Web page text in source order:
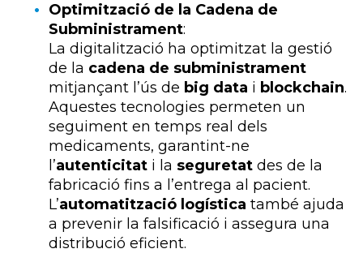
Optimització de la Cadena de
Subministrament:
La digitalització ha optimitzat la gestió
de la cadena de subministrament
mitjançant l’ús de big data i blockchain.
Aquestes tecnologies permeten un
seguiment en temps real dels
medicaments, garantint-ne
l’autenticitat i la seguretat des de la
fabricació fins a l’entrega al pacient.
L’automatització logística també ajuda
a prevenir la falsificació i assegura una
distribució eficient.